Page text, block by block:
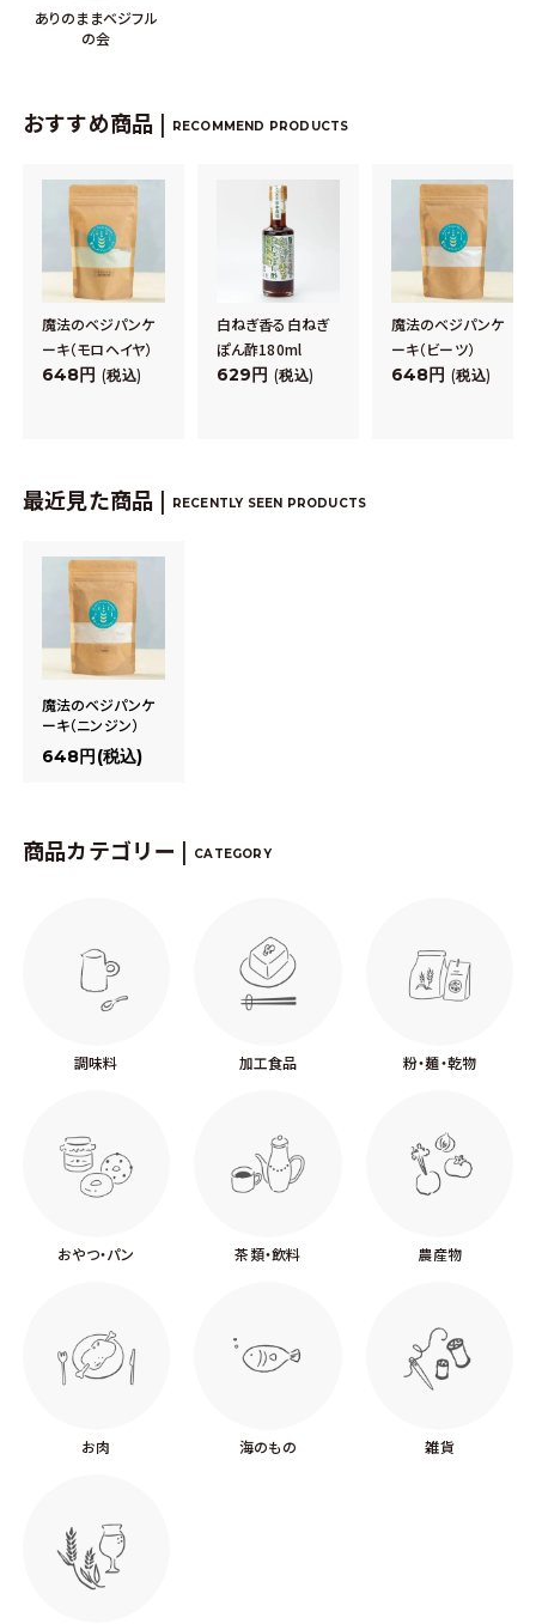
ありのままベジフル
の会
おすすめ商品 | RECOMMEND PRODUCTS
魔法のベジパンケ
ーキ（モロヘイヤ）
648 税込
白ねぎ香る白ねぎ
ぽん酢180ml
629 税込
魔法のベジパンケ
ーキ（ビーツ）
648 税込
最近見た商品 | RECENTLY SEEN PRODUCTS
魔法のベジパンケ
ーキ（ニンジン）
648円(税込)
商品カテゴリー | CATEGORY
調味料 加工食品 粉・麺・乾物
おやつ・パン 茶類・飲料 農産物
お肉 海のもの 雑貨